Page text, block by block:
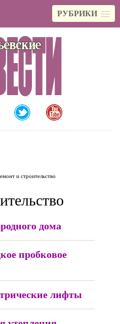
РУБРИКИ
и строительство
дома
пробковое
лифты